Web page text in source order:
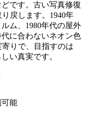
です。古い写真修復
戻します。1940年
ム、1980年代の屋外
に合わないネオン色
りで、目指すのは
い真実です。
能